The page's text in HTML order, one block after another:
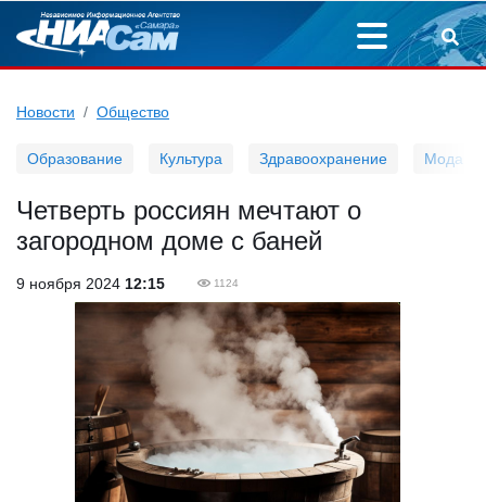
Новости Общество
Образование Культура Здравоохранение Мода
Четверть россиян мечтают о
загородном доме с баней
9 ноября 2024 12:15 1124